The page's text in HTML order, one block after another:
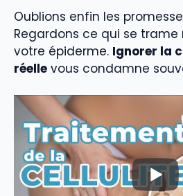
Oublions enfin les
Regardons ce qui se trame
votre épiderme. Ignorer la
réelle vous condamne